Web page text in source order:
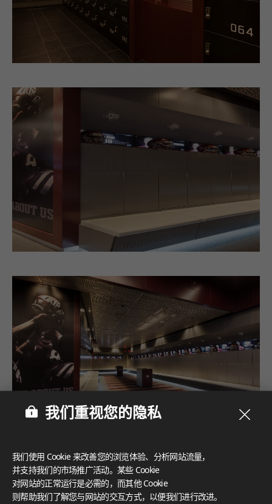
我们重视您的隐私
我们使用 Cookie 来改善您的浏览体验、分析网站流量，
并支持我们的市场推广活动。某些 Cookie
对网站的正常运行是必需的，而其他 Cookie
则帮助我们了解您与网站的交互方式，以便我们进行改进。